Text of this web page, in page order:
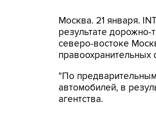
Москва. 21 января.
результате дорожно-
северо-востоке
правоохранительных
"По
автомобилей, в
агентства.